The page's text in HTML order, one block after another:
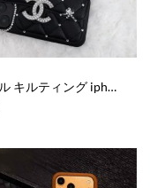
シャネル キルティング iphone17 ケース iphone17pro ケース ストーン デコ iphone16/16plus ケース ビーズ ストラップ iphone16pro/15pro ケース キラキラ ブランド iphone14/13 ケース 背面 収納 ブランド